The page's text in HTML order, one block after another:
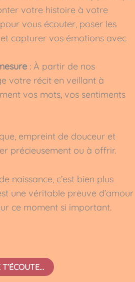
votre histoire à votre
vous écouter, poser les
capturer vos émotions avec
: À partir de nos
votre récit en veillant à
vos mots, vos sentiments
empreint de douceur et
précieusement ou à offrir.
naissance, c’est bien plus
une véritable preuve d’amour
ce moment si important.
T’ÉCOUTE…